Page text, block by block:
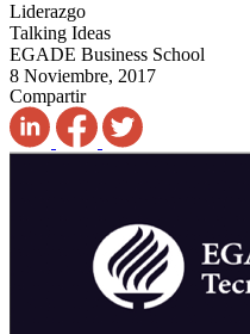
Liderazgo
Talking Ideas
EGADE Business School
8 Noviembre, 2017
Compartir